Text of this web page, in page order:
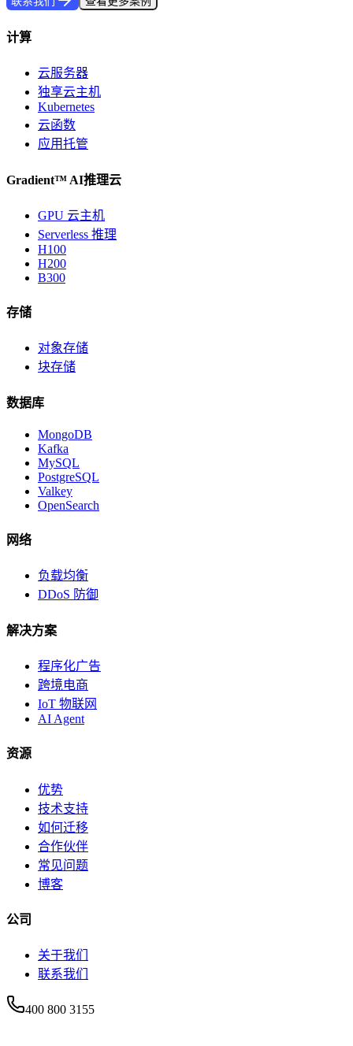
计算
云服务器
独享云主机
Kubernetes
云函数
应用托管
Gradient™ AI推理云
GPU 云主机
Serverless 推理
H100
H200
B300
存储
对象存储
块存储
数据库
MongoDB
Kafka
MySQL
PostgreSQL
Valkey
OpenSearch
网络
负载均衡
DDoS 防御
解决方案
程序化广告
跨境电商
IoT 物联网
AI Agent
资源
优势
技术支持
如何迁移
合作伙伴
常见问题
博客
公司
关于我们
联系我们
400 800 3155